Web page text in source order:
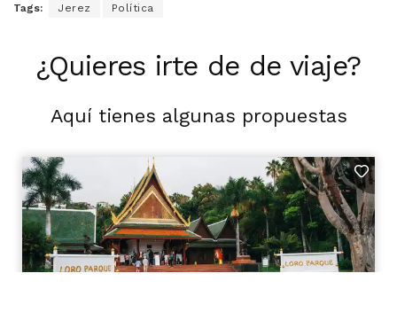
Tags: Jerez Política
¿Quieres irte de de viaje?
Aquí tienes algunas propuestas